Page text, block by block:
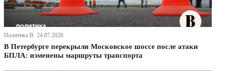
Политика В· 24.07.2026
В Петербурге перекрыли Московское шоссе после атаки
БПЛА: изменены маршруты транспорта